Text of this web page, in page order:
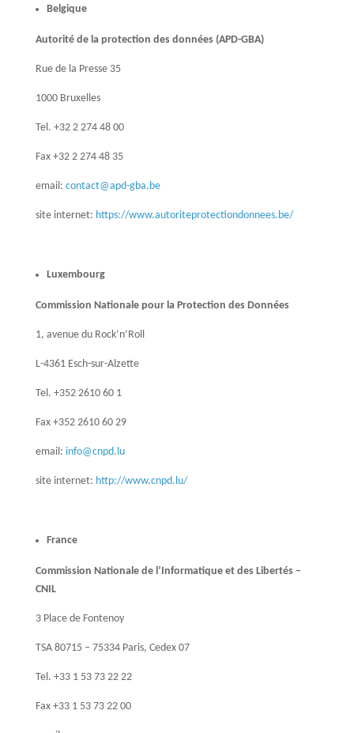
Belgique
Autorité de la protection des données (APD-GBA)
Rue de la Presse 35
1000 Bruxelles
Tel. +32 2 274 48 00
Fax +32 2 274 48 35
email: contact@apd-gba.be
site internet: https://www.autoriteprotectiondonnees.be/
Luxembourg
Commission Nationale pour la Protection des Données
1, avenue du Rock’n’Roll
L-4361 Esch-sur-Alzette
Tel. +352 2610 60 1
Fax +352 2610 60 29
email: info@cnpd.lu
site internet: http://www.cnpd.lu/
France
Commission Nationale de l’Informatique et des Libertés –
CNIL
3 Place de Fontenoy
TSA 80715 – 75334 Paris, Cedex 07
Tel. +33 1 53 73 22 22
Fax +33 1 53 73 22 00